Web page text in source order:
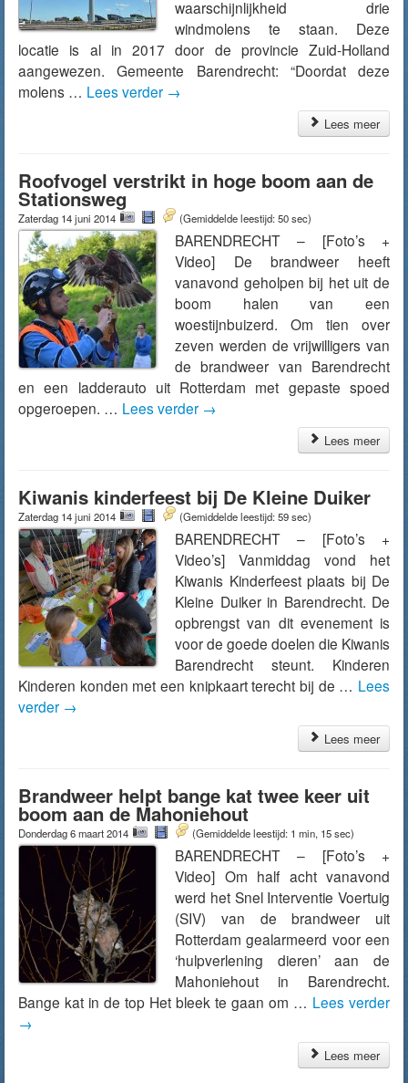
waarschijnlijkheid drie
windmolens te staan. Deze
locatie is al in 2017 door de provincie Zuid-Holland
aangewezen. Gemeente Barendrecht: “Doordat deze
molens … Lees verder →
Lees meer
Roofvogel verstrikt in hoge boom aan de
Stationsweg
Zaterdag 14 juni 2014 (Gemiddelde leestijd: 50 sec)
BARENDRECHT – [Foto’s +
Video] De brandweer heeft
vanavond geholpen bij het uit de
boom halen van een
woestijnbuizerd. Om tien over
zeven werden de vrijwilligers van
de brandweer van Barendrecht
en een ladderauto uit Rotterdam met gepaste spoed
opgeroepen. … Lees verder →
Lees meer
Kiwanis kinderfeest bij De Kleine Duiker
Zaterdag 14 juni 2014 (Gemiddelde leestijd: 59 sec)
BARENDRECHT – [Foto’s +
Video’s] Vanmiddag vond het
Kiwanis Kinderfeest plaats bij De
Kleine Duiker in Barendrecht. De
opbrengst van dit evenement is
voor de goede doelen die Kiwanis
Barendrecht steunt. Kinderen
Kinderen konden met een knipkaart terecht bij de … Lees
verder →
Lees meer
Brandweer helpt bange kat twee keer uit
boom aan de Mahoniehout
Donderdag 6 maart 2014 (Gemiddelde leestijd: 1 min, 15 sec)
BARENDRECHT – [Foto’s +
Video] Om half acht vanavond
werd het Snel Interventie Voertuig
(SIV) van de brandweer uit
Rotterdam gealarmeerd voor een
‘hulpverlening dieren’ aan de
Mahoniehout in Barendrecht.
Bange kat in de top Het bleek te gaan om … Lees verder
→
Lees meer